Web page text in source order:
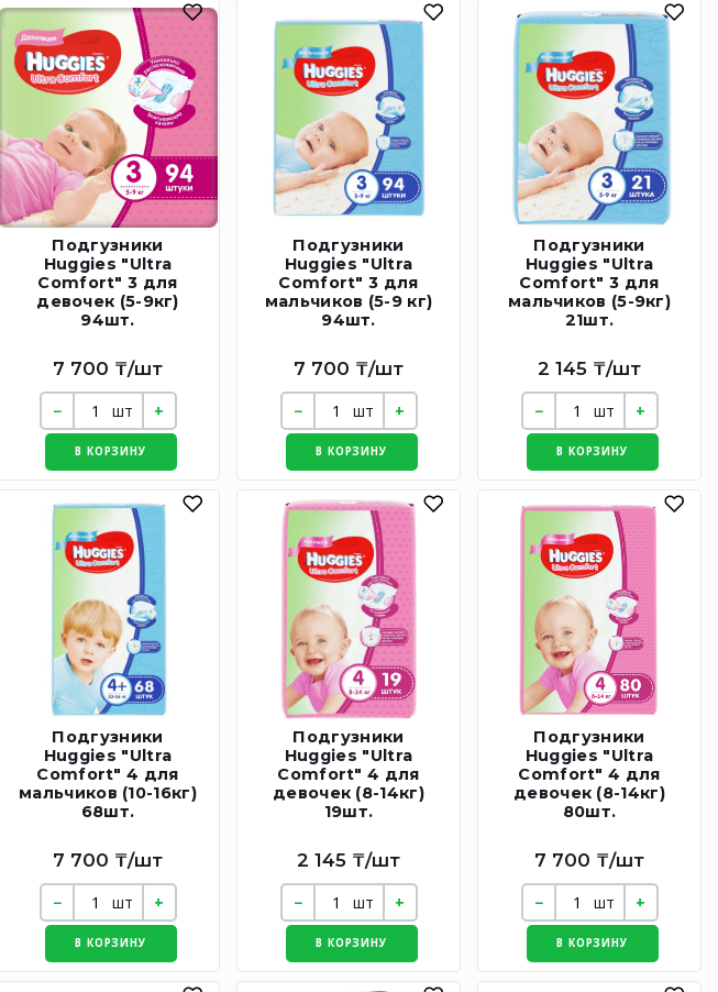
Подгузники
Huggies "Ultra
Comfort" 3 для
девочек (5-9кг)
94шт.
7 700 ₸/шт
шт
В КОРЗИНУ
Подгузники
Huggies "Ultra
Comfort" 3 для
мальчиков (5-9 кг)
94шт.
7 700 ₸/шт
шт
В КОРЗИНУ
Подгузники
Huggies "Ultra
Comfort" 3 для
мальчиков (5-9кг)
21шт.
2 145 ₸/шт
шт
В КОРЗИНУ
Подгузники
Huggies "Ultra
Comfort" 4 для
мальчиков (10-16кг)
68шт.
7 700 ₸/шт
шт
В КОРЗИНУ
Подгузники
Huggies "Ultra
Comfort" 4 для
девочек (8-14кг)
19шт.
2 145 ₸/шт
шт
В КОРЗИНУ
Подгузники
Huggies "Ultra
Comfort" 4 для
девочек (8-14кг)
80шт.
7 700 ₸/шт
шт
В КОРЗИНУ